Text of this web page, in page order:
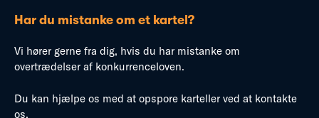
Har du mistanke om et kartel?
Vi hører gerne fra dig, hvis du har mistanke om
overtrædelser af konkurrenceloven.
Du kan hjælpe os med at opspore karteller ved at kontakte
os.